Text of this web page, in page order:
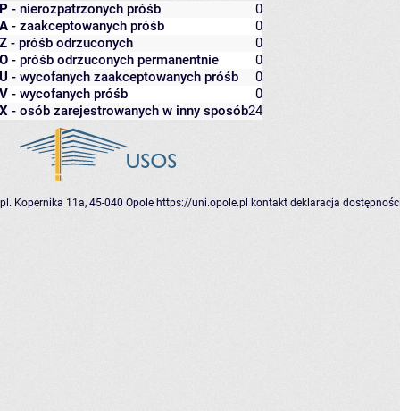
P - nierozpatrzonych próśb
0
A - zaakceptowanych próśb
0
Z - próśb odrzuconych
0
O - próśb odrzuconych permanentnie
0
U - wycofanych zaakceptowanych próśb
0
V - wycofanych próśb
0
X - osób zarejestrowanych w inny sposób24
pl. Kopernika 11a, 45-040 Opole https://uni.opole.pl kontakt deklaracja